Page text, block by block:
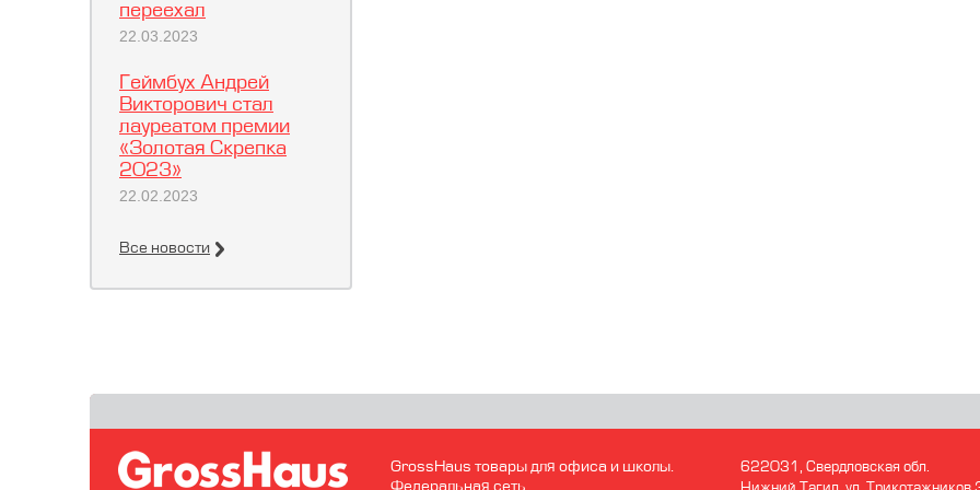
переехал
22.03.2023
Геймбух Андрей
Викторович стал
лауреатом премии
«Золотая Скрепка
2023»
22.02.2023
Все новости
GrossHaus товары для офиса и школы.
Федеральная сеть
622031, Свердловская обл.